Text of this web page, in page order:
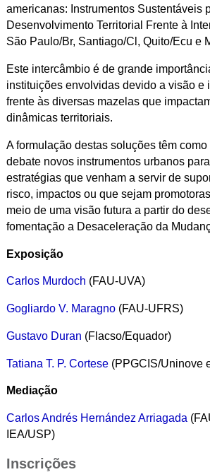
americanas: Instrumentos Sustentáveis
Desenvolvimento Territorial Frente à
São Paulo/Br, Santiago/Cl, Quito/Ecu e
Este intercâmbio é de grande
instituições envolvidas devido a visão e
frente às diversas mazelas que
dinâmicas territoriais.
A formulação destas soluções têm
debate novos instrumentos urbanos
estratégias que venham a servir de
risco, impactos ou que sejam
meio de uma visão futura a partir do
fomentação a Desaceleração da
Exposição
Carlos Murdoch (FAU-UVA)
Gogliardo V. Maragno(FAU-UFRS)
Gustavo Duran (Flacso/Equador)
Tatiana T. P. Cortese (PPGCIS/Uninove
Mediação
Carlos Andrés Hernández Arriagada
IEA/USP)
Inscrições